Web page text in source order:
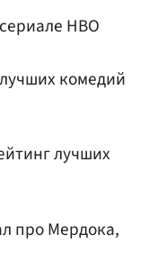
HBO
комедий
лучших
про Мердока,